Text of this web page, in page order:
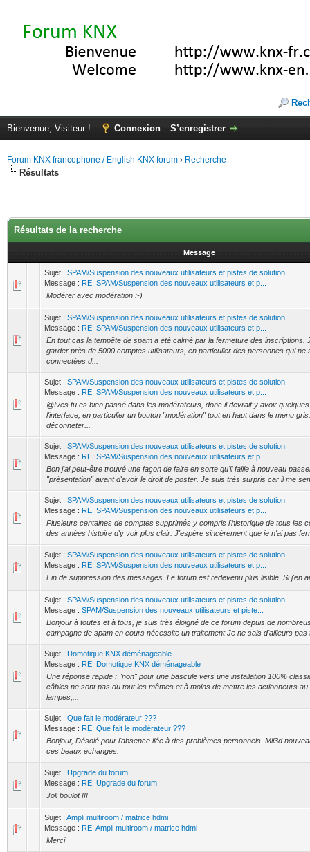
Bienvenue, Visiteur ! Connexion S’enregistrer
Forum KNX francophone / English KNX forum › Recherche
Résultats
Résultats de la recherche
Message
Sujet : SPAM/Suspension des nouveaux utilisateurs et pistes de solution
Message : RE: SPAM/Suspension des nouveaux utilisateurs et p...
Modérer avec modération :-)
Sujet : SPAM/Suspension des nouveaux utilisateurs et pistes de solution
Message : RE: SPAM/Suspension des nouveaux utilisateurs et p...
En tout cas la tempête de spam a été calmé par la fermeture des inscriptions.
garder près de 5000 comptes utilisateurs, en particulier des personnes qui ne
connectées d...
Sujet : SPAM/Suspension des nouveaux utilisateurs et pistes de solution
Message : RE: SPAM/Suspension des nouveaux utilisateurs et p...
@Ives tu es bien passé dans les modérateurs, donc il devrait y avoir
l'interface, en particulier un bouton "modération" tout en haut dans le menu
déconneter...
Sujet : SPAM/Suspension des nouveaux utilisateurs et pistes de solution
Message : RE: SPAM/Suspension des nouveaux utilisateurs et p...
Bon j'ai peut-être trouvé une façon de faire en sorte qu'il faille à nouveau
"présentation" avant d'avoir le droit de poster. Je suis très surpris car il me
Sujet : SPAM/Suspension des nouveaux utilisateurs et pistes de solution
Message : RE: SPAM/Suspension des nouveaux utilisateurs et p...
Plusieurs centaines de comptes supprimés y compris l'historique de tous les
des années histoire d'y voir plus clair. J'espère sincèrement que je n'ai pas
Sujet : SPAM/Suspension des nouveaux utilisateurs et pistes de solution
Message : RE: SPAM/Suspension des nouveaux utilisateurs et p...
Fin de suppression des messages. Le forum est redevenu plus lisible. Si j'en
Sujet : SPAM/Suspension des nouveaux utilisateurs et pistes de solution
Message : SPAM/Suspension des nouveaux utilisateurs et piste...
Bonjour à toutes et à tous, je suis très éloigné de ce forum depuis de
campagne de spam en cours nécessite un traitement Je ne sais d'ailleurs pas
Sujet : Domotique KNX déménageable
Message : RE: Domotique KNX déménageable
Une réponse rapide : "non" pour une bascule vers une installation 100%
câbles ne sont pas du tout les mêmes et à moins de mettre les actionneurs
lampes,...
Sujet : Que fait le modérateur ???
Message : RE: Que fait le modérateur ???
Bonjour, Désolé pour l'absence liée à des problèmes personnels. Mil3d
ces beaux échanges.
Sujet : Upgrade du forum
Message : RE: Upgrade du forum
Joli boulot !!!
Sujet : Ampli multiroom / matrice hdmi
Message : RE: Ampli multiroom / matrice hdmi
Merci